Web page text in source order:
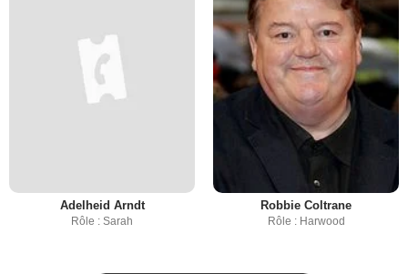
Adelheid Arndt
Rôle : Sarah
Robbie Coltrane
Rôle : Harwood